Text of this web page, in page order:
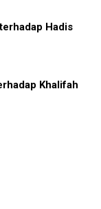
Hadis
Khalifah